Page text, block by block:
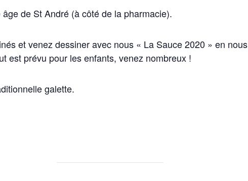
de St André (à côté de la pharmacie).
et venez dessiner avec nous « La Sauce 2020 » en nous
est prévu pour les enfants, venez nombreux !
galette.